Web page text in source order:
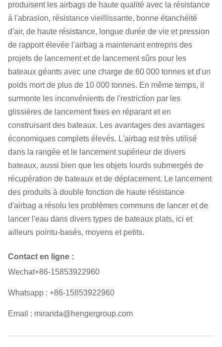
produisent les airbags de haute qualité avec la résistance
à l'abrasion, résistance vieillissante, bonne étanchéité
d'air, de haute résistance, longue durée de vie et pression
de rapport élevée l'airbag a maintenant entrepris des
projets de lancement et de lancement sûrs pour les
bateaux géants avec une charge de 60 000 tonnes et d'un
poids mort de plus de 10 000 tonnes. En même temps, il
surmonte les inconvénients de l'restriction par les
glissières de lancement fixes en réparant et en
construisant des bateaux. Les avantages des avantages
économiques complets élevés. L'airbag est très utilisé
dans la rangée et le lancement supérieur de divers
bateaux, aussi bien que les objets lourds submergés de
récupération de bateaux et de déplacement. Le lancement
des produits à double fonction de haute résistance
d'airbag a résolu les problèmes communs de lancer et de
lancer l'eau dans divers types de bateaux plats, ici et
ailleurs pointu-basés, moyens et petits.
Contact en ligne :
Wechat+86-15853922960
Whatsapp : +86-15853922960
Email : miranda@hengergroup.com